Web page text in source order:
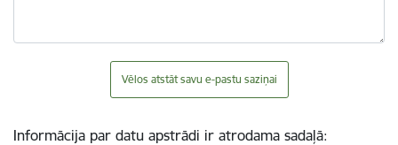
Vēlos atstāt savu e-pastu saziņai
Informācija par datu apstrādi ir atrodama sadaļā: